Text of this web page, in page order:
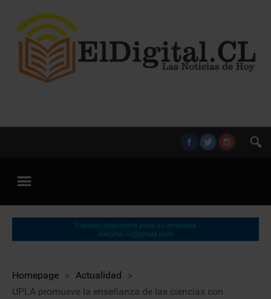
Homepage > Actualidad
>
UPLA promueve la enseñanza de las ciencias con